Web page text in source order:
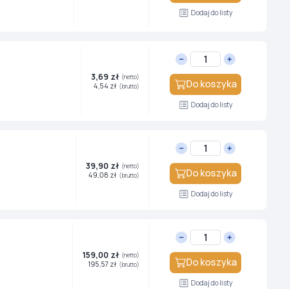
Dodaj do listy
3,69 zł (netto)
4,54 zł (brutto) Do koszyka
Dodaj do listy
39,90 zł (netto)
49,08 zł (brutto) Do koszyka
Dodaj do listy
159,00 zł (netto)
195,57 zł (brutto) Do koszyka
Dodaj do listy